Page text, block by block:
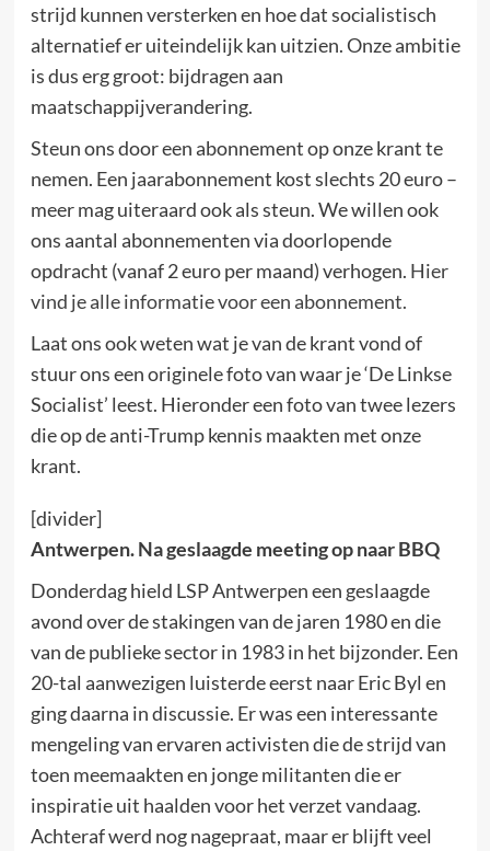
strijd kunnen versterken en hoe dat socialistisch
alternatief er uiteindelijk kan uitzien. Onze ambitie
is dus erg groot: bijdragen aan
maatschappijverandering.
Steun ons door een abonnement op onze krant te
nemen. Een jaarabonnement kost slechts 20 euro –
meer mag uiteraard ook als steun. We willen ook
ons aantal abonnementen via doorlopende
opdracht (vanaf 2 euro per maand) verhogen. Hier
vind je alle informatie voor een abonnement.
Laat ons ook weten wat je van de krant vond of
stuur ons een originele foto van waar je ‘De Linkse
Socialist’ leest. Hieronder een foto van twee lezers
die op de anti-Trump kennis maakten met onze
krant.
[divider]
Antwerpen. Na geslaagde meeting op naar BBQ
Donderdag hield LSP Antwerpen een geslaagde
avond over de stakingen van de jaren 1980 en die
van de publieke sector in 1983 in het bijzonder. Een
20-tal aanwezigen luisterde eerst naar Eric Byl en
ging daarna in discussie. Er was een interessante
mengeling van ervaren activisten die de strijd van
toen meemaakten en jonge militanten die er
inspiratie uit haalden voor het verzet vandaag.
Achteraf werd nog nagepraat, maar er blijft veel